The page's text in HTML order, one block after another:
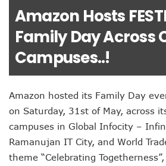
Amazon Hosts
Family Day Across
Campuses..!
Amazon hosted its Family Day
on Saturday, 31st of May, across
campuses in Global Infocity –
Ramanujan IT City, and World
theme “Celebrating